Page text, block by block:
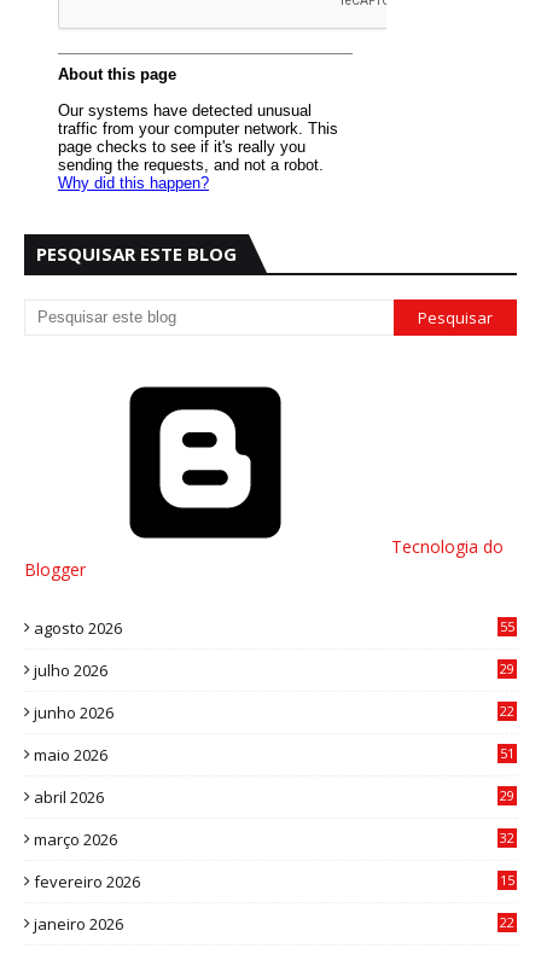
PESQUISAR ESTE BLOG
Tecnologia do
Blogger
agosto 2026 55
julho 2026
29
junho 2026
22
maio 2026
51
abril 2026
29
março 2026
32
fevereiro 2026
15
janeiro 2026
22